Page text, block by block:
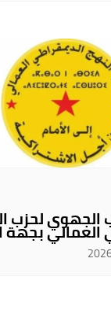
الجهوي لحزب
العمالي